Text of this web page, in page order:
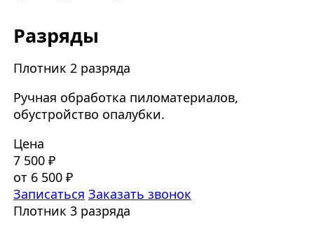
Разряды
Плотник 2 разряда
Ручная обработка пиломатериалов,
обустройство опалубки.
Цена
7 500 ₽
от 6 500 ₽
Записаться Заказать звонок
Плотник 3 разряда